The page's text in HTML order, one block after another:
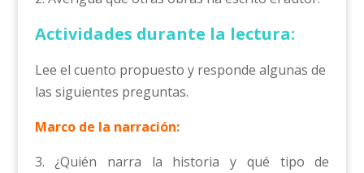
Actividades durante la lectura:
Lee el cuento propuesto y responde algunas de
las siguientes preguntas.
Marco de la narración:
3. ¿Quién narra la historia y qué tipo de